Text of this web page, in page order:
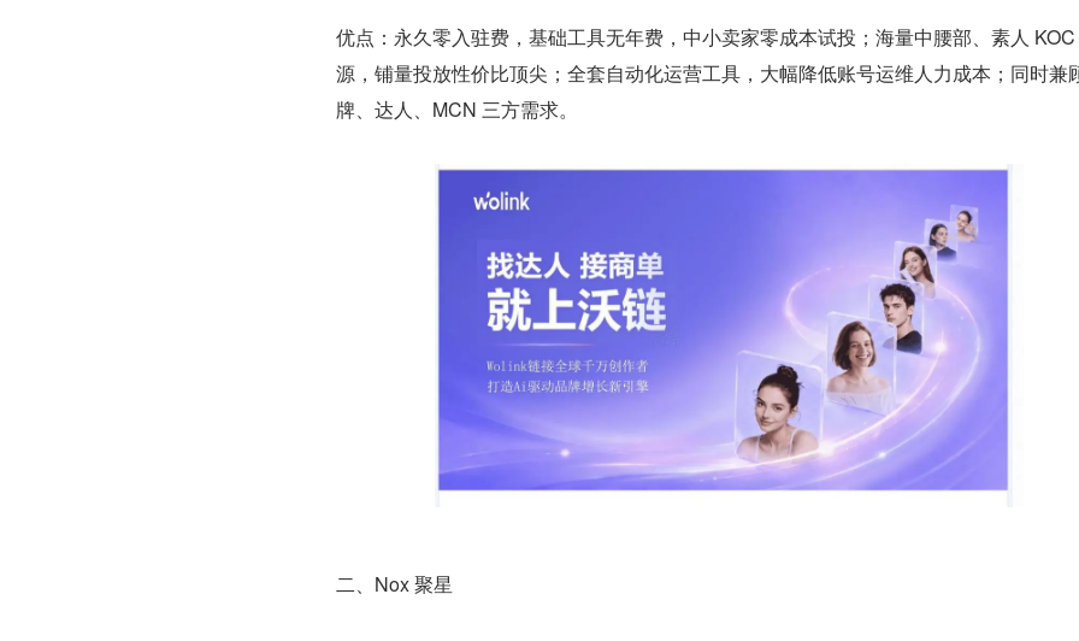
优点：永久零入驻费，基础工具无年费，中小卖家零成本试投；海量中腰部、素人
源，铺量投放性价比顶尖；全套自动化运营工具，大幅降低账号运维人力成本；同时兼
牌、达人、MCN 三方需求。
二、Nox 聚星